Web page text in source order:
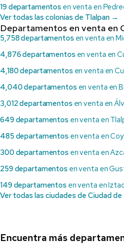
19 departamentos en venta en
Ver todas las colonias de Tlalpan →
Departamentos en venta en
5,758 departamentos en venta en
4,876 departamentos en venta en
4,180 departamentos en venta en
4,040 departamentos en venta en
3,012 departamentos en venta en
649 departamentos en venta en
485 departamentos en venta en
300 departamentos en venta en
259 departamentos en venta en
149 departamentos en venta en
Ver todas las ciudades de Ciudad
Encuentra más